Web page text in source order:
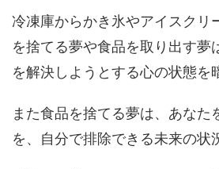
冷凍庫からかき氷やアイスクリ
を捨てる夢や食品を取り出す夢
を解決しようとする心の状態を
また食品を捨てる夢は、あなた
を、自分で排除できる未来の状